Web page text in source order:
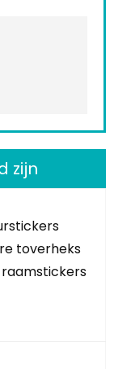
zijn
toverheks